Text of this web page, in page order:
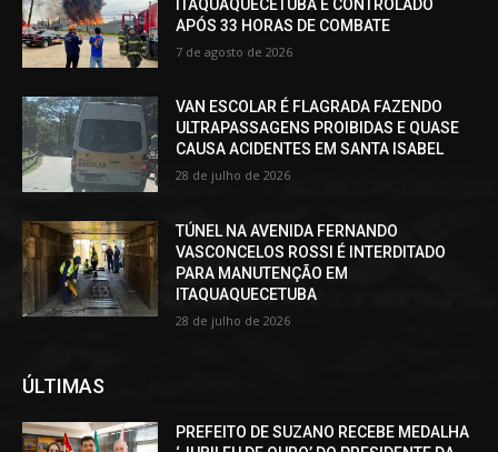
ITAQUAQUECETUBA É CONTROLADO
APÓS 33 HORAS DE COMBATE
7 de agosto de 2026
VAN ESCOLAR É FLAGRADA FAZENDO
ULTRAPASSAGENS PROIBIDAS E QUASE
CAUSA ACIDENTES EM SANTA ISABEL
28 de julho de 2026
TÚNEL NA AVENIDA FERNANDO
VASCONCELOS ROSSI É INTERDITADO
PARA MANUTENÇÃO EM
ITAQUAQUECETUBA
28 de julho de 2026
ÚLTIMAS
PREFEITO DE SUZANO RECEBE MEDALHA